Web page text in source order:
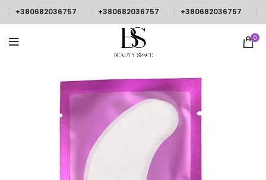
+380682036757 +380682036757 +380682036757
0